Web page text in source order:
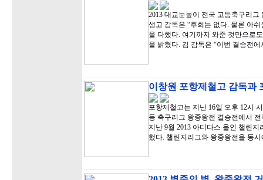
2013 대교눈높이 전국 고등축구리
생고 감독은 “후회는 없다. 물론 아
을 다했다. 여기까지 와준 것만으로
을 밝혔다. 김 감독은 “이번 결승전
이창원 포항제철고 감독과
포항제철고는 지난 16일 오후 12시
등 축구리그 왕중왕전 결승전에서
지난 9월 2013 아디다스 올인 챌린
했다. 챌린지리그와 왕중왕전을 동